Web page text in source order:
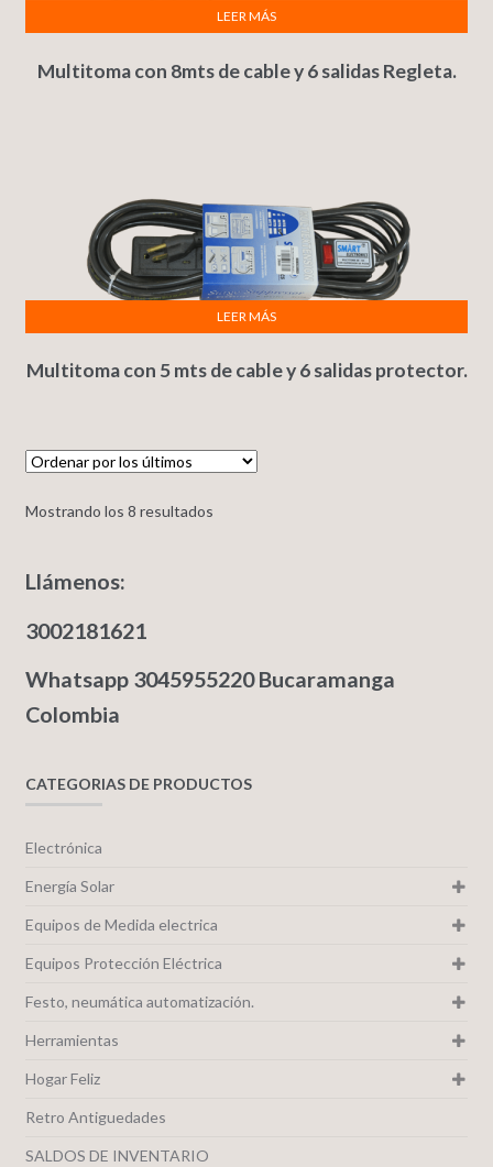
Multitoma con 8mts de cable y 6 salidas Regleta.
LEER MÁS
Multitoma con 5 mts de cable y 6 salidas protector.
LEER MÁS
Mostrando los 8 resultados
Llámenos:
3002181621
Whatsapp 3045955220 Bucaramanga
Colombia
CATEGORIAS DE PRODUCTOS
Electrónica
Energía Solar
Equipos de Medida electrica
Equipos Protección Eléctrica
Festo, neumática automatización.
Herramientas
Hogar Feliz
Retro Antiguedades
SALDOS DE INVENTARIO